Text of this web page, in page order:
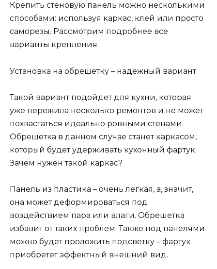
Крепить стеновую панель можно несколькими
способами: используя каркас, клей или просто
саморезы. Рассмотрим подробнее все
варианты крепления.
Установка на обрешетку – надежный вариант
Такой вариант подойдет для кухни, которая
уже пережила несколько ремонтов и не может
похвастаться идеально ровными стенами.
Обрешетка в данном случае станет каркасом,
который будет удерживать кухонный фартук.
Зачем нужен такой каркас?
Панель из пластика – очень легкая, а, значит,
она может деформироваться под
воздействием пара или влаги. Обрешетка
избавит от таких проблем. Также под панелями
можно будет проложить подсветку – фартук
приобретет эффектный внешний вид.